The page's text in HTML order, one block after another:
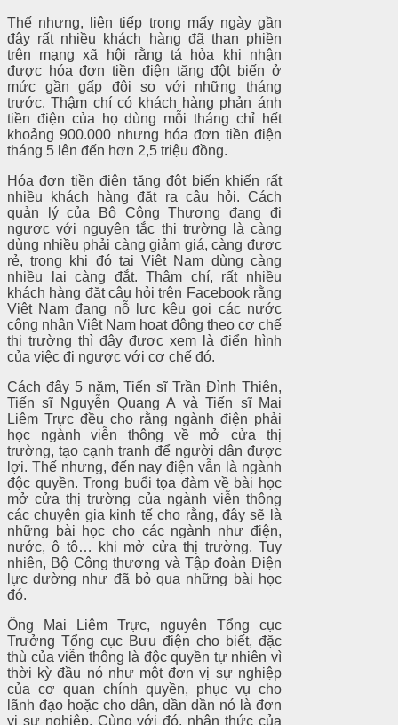
Thế nhưng, liên tiếp trong mấy ngày gần
đây rất nhiều khách hàng đã than phiền
trên mạng xã hội rằng tá hỏa khi nhận
được hóa đơn tiền điện tăng đột biến ở
mức gần gấp đôi so với những tháng
trước. Thậm chí có khách hàng phản ánh
tiền điện của họ dùng mỗi tháng chỉ hết
khoảng 900.000 nhưng hóa đơn tiền điện
tháng 5 lên đến hơn 2,5 triệu đồng.
Hóa đơn tiền điện tăng đột biến khiến rất
nhiều khách hàng đặt ra câu hỏi. Cách
quản lý của Bộ Công Thương đang đi
ngược với nguyên tắc thị trường là càng
dùng nhiều phải càng giảm giá, càng được
rẻ, trong khi đó tại Việt Nam dùng càng
nhiều lại càng đắt. Thậm chí, rất nhiều
khách hàng đặt câu hỏi trên Facebook rằng
Việt Nam đang nỗ lực kêu gọi các nước
công nhận Việt Nam hoạt động theo cơ chế
thị trường thì đây được xem là điển hình
của việc đi ngược với cơ chế đó.
Cách đây 5 năm, Tiến sĩ Trần Đình Thiên,
Tiến sĩ Nguyễn Quang A và Tiến sĩ Mai
Liêm Trực đều cho rằng ngành điện phải
học ngành viễn thông về mở cửa thị
trường, tạo cạnh tranh để người dân được
lợi. Thế nhưng, đến nay điện vẫn là ngành
độc quyền. Trong buổi tọa đàm về bài học
mở cửa thị trường của ngành viễn thông
các chuyên gia kinh tế cho rằng, đây sẽ là
những bài học cho các ngành như điện,
nước, ô tô… khi mở cửa thị trường. Tuy
nhiên, Bộ Công thương và Tập đoàn Điện
lực dường như đã bỏ qua những bài học
đó.
Ông Mai Liêm Trực, nguyên Tổng cục
Trưởng Tổng cục Bưu điện cho biết, đặc
thù của viễn thông là độc quyền tự nhiên vì
thời kỳ đầu nó như một đơn vị sự nghiệp
của cơ quan chính quyền, phục vụ cho
lãnh đạo hoặc cho dân, dần dần nó là đơn
vị sự nghiệp. Cùng với đó, nhận thức của